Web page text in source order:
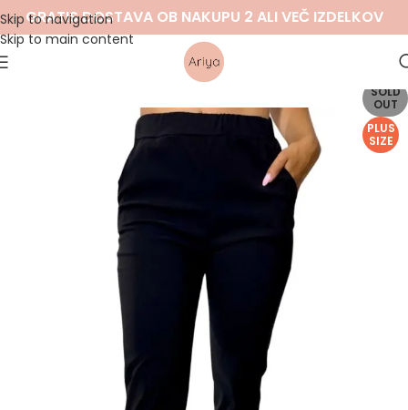
Skip to navigation
Skip to main content
GRATIS DOSTAVA OB NAKUPU 2 ALI VEČ IZDELKOV
SOLD
OUT
PLUS
SIZE